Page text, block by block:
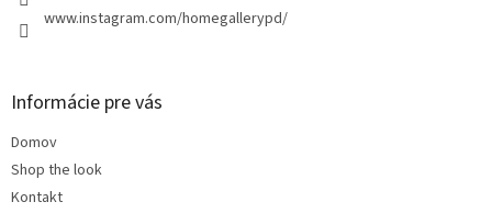
www.instagram.com/homegallerypd/
Informácie pre vás
Domov
Shop the look
Kontakt